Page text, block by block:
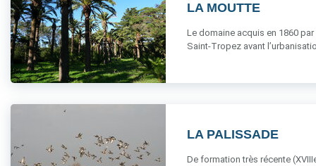
LA MOUTTE
Le domaine acquis en 1860
Saint-Tropez avant
LA PALISSADE
De formation très récente